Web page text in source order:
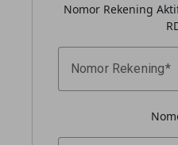
Nomor Rekening
Nomor Rekening